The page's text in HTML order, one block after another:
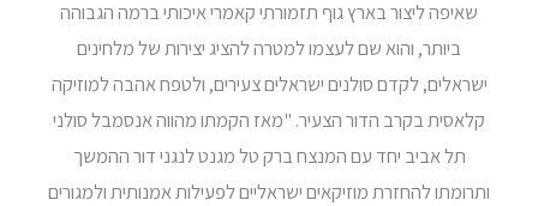
שאיפה ליצור בארץ גוף תזמורתי קאמרי איכותי ברמה הגבוהה
ביותר, והוא שם לעצמו למטרה להציג יצירות של מלחינים
ישראלים, לקדם סולנים ישראלים צעירים, ולטפח אהבה למוזיקה
קלאסית בקרב הדור הצעיר. "מאז הקמתו מהווה אנסמבל סולני
תל אביב יחד עם המנצח ברק טל מגנט לנגני דור ההמשך
ותרומתו להחזרת מוזיקאים ישראליים לפעילות אמנותית ולמגורים